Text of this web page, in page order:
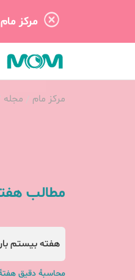
مرکز مام
مرکز مام مجله
مطالب
هفته بیستم
محاسبهٔ دقیق هفتهٔ